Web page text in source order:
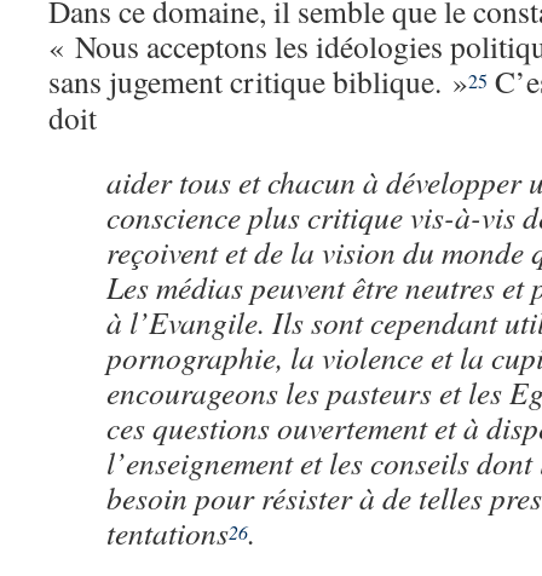
Dans ce domaine, il semble que le
« Nous acceptons les idéologies
sans jugement critique biblique. »25
doit
aider tous et chacun à développer
conscience plus critique vis-à-vis
reçoivent et de la vision du monde
Les médias peuvent être neutres
à l’Evangile. Ils sont cependant
pornographie, la violence et la
encourageons les pasteurs et les
ces questions ouvertement et à
l’enseignement et les conseils
besoin pour résister à de telles
tentations26.